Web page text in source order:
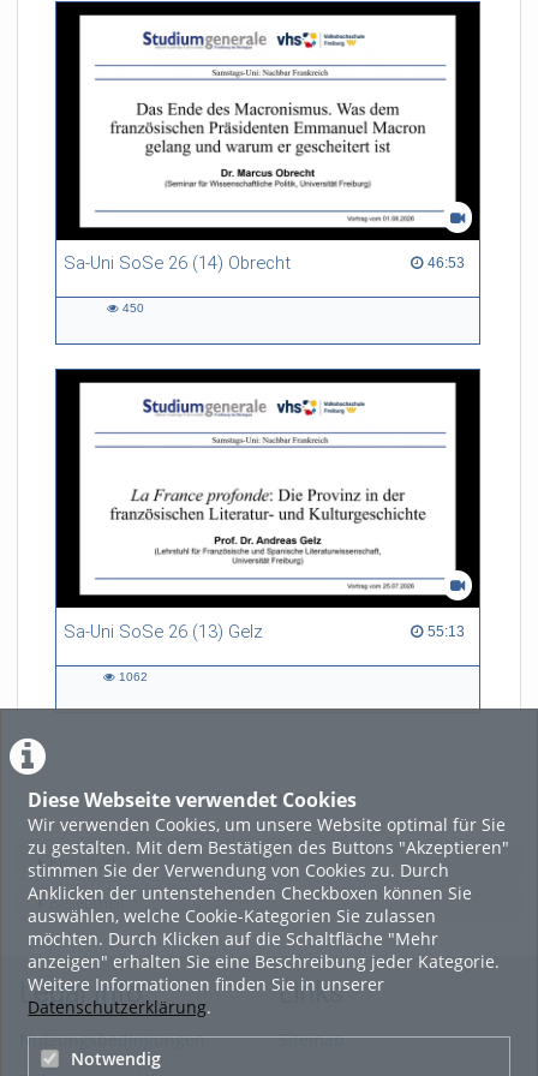
Diese Webseite verwendet Cookies
Wir verwenden Cookies, um unsere Website optimal für Sie
zu gestalten. Mit dem Bestätigen des Buttons "Akzeptieren"
stimmen Sie der Verwendung von Cookies zu. Durch
Anklicken der untenstehenden Checkboxen können Sie
auswählen, welche Cookie-Kategorien Sie zulassen
möchten. Durch Klicken auf die Schaltfläche "Mehr
anzeigen" erhalten Sie eine Beschreibung jeder Kategorie.
Weitere Informationen finden Sie in unserer
Datenschutzerklärung.
Notwendig
Sa-Uni SoSe 26 (14) Obrecht 46:53
46:53 duration
450
Sa-Uni SoSe 26 (13) Gelz 55:13
55:13 duration
1062
LADE MEHR
Featured
Beliebtheit
Legal Info
Nutzungsbedingungen
Links
Sitemap